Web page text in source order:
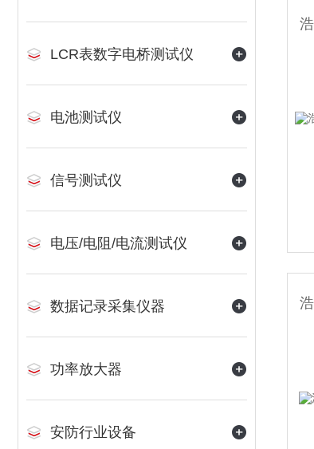
LCR表数字电桥测试仪
电池测试仪
信号测试仪
电压/电阻/电流测试仪
数据记录采集仪器
功率放大器
安防行业设备